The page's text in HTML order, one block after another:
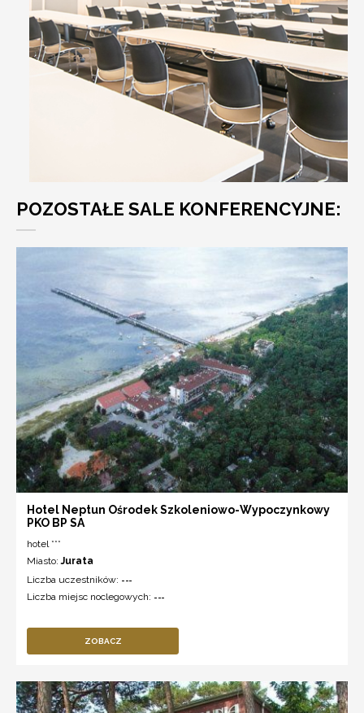
POZOSTAŁE SALE KONFERENCYJNE:
Hotel Neptun Ośrodek Szkoleniowo-Wypoczynkowy
PKO BP SA
hotel ***
Miasto:Jurata
Liczba uczestników: ---
Liczba miejsc noclegowych: ---
ZOBACZ